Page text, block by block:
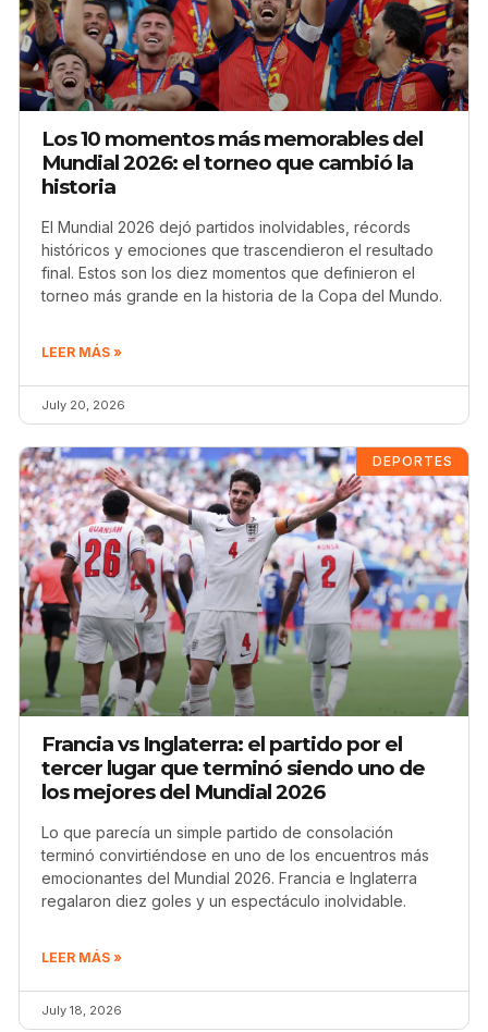
Los 10 momentos más memorables del
Mundial 2026: el torneo que cambió la
historia
El Mundial 2026 dejó partidos inolvidables, récords
históricos y emociones que trascendieron el resultado
final. Estos son los diez momentos que definieron el
torneo más grande en la historia de la Copa del Mundo.
LEER MÁS »
July 20, 2026
DEPORTES
Francia vs Inglaterra: el partido por el
tercer lugar que terminó siendo uno de
los mejores del Mundial 2026
Lo que parecía un simple partido de consolación
terminó convirtiéndose en uno de los encuentros más
emocionantes del Mundial 2026. Francia e Inglaterra
regalaron diez goles y un espectáculo inolvidable.
LEER MÁS »
July 18, 2026